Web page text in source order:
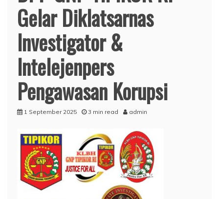
Gelar Diklatsarnas
Investigator &
Intelejenpers
Pengawasan Korupsi
1 September 2025 3 min read admin